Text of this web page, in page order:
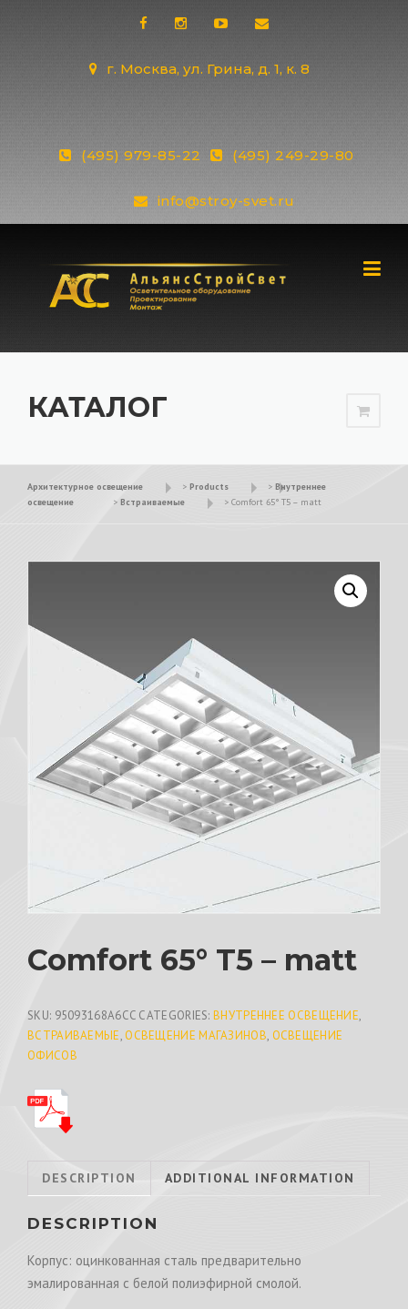
г. Москва, ул. Грина, д. 1, к. 8
(495) 979-85-22 (495) 249-29-80
info@stroy-svet.ru
КАТАЛОГ
Архитектурное освещение > Products > Внутреннее
освещение
> Встраиваемые > Comfort 65° T5 – matt
Comfort 65° T5 – matt
SKU: 95093168A6CC CATEGORIES:ВНУТРЕННЕЕ ОСВЕЩЕНИЕ,
ВСТРАИВАЕМЫЕ, ОСВЕЩЕНИЕ МАГАЗИНОВ, ОСВЕЩЕНИЕ
ОФИСОВ
DESCRIPTION ADDITIONAL INFORMATION
DESCRIPTION
Корпус: оцинкованная сталь предварительно
эмалированная с белой полиэфирной смолой.